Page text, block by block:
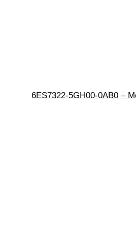
6ES7322-5GH00-0AB0 –